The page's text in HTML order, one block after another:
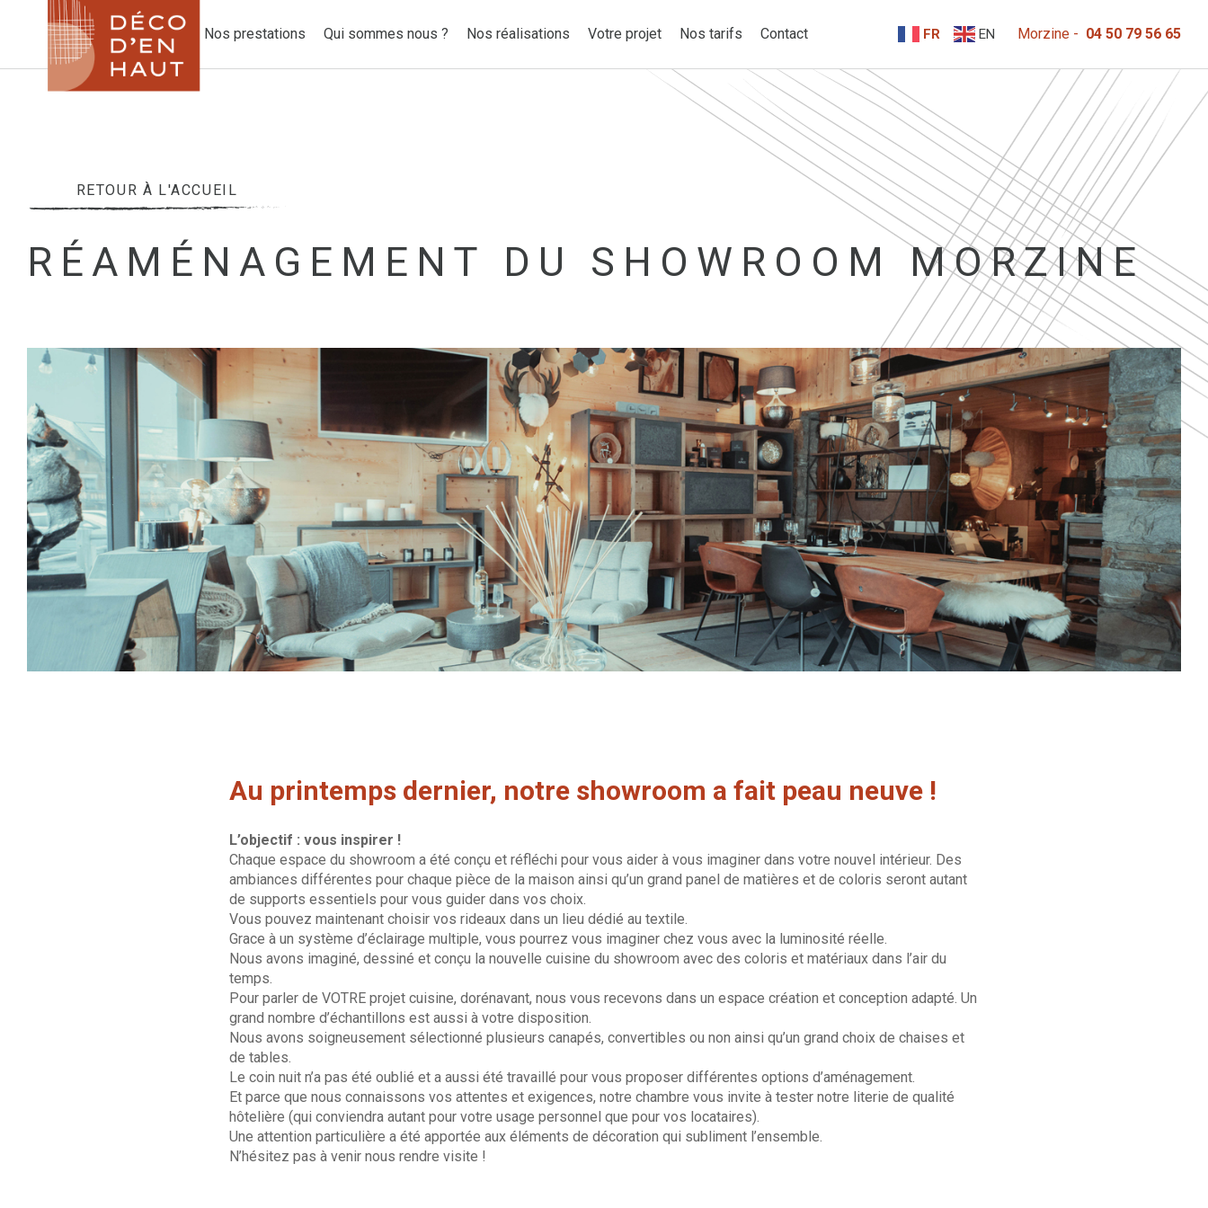
Nos prestations Qui sommes nous ? Nos réalisations Votre projet Nos tarifs Contact EN
FR Morzine - 04 50 79 56 65
RETOUR À L'ACCUEIL
RÉAMÉNAGEMENT DU SHOWROOM MORZINE
Au printemps dernier, notre showroom a fait peau neuve !
L’objectif : vous inspirer !
Chaque espace du showroom a été conçu et réfléchi pour vous aider à vous imaginer dans votre nouvel intérieur. Des
ambiances différentes pour chaque pièce de la maison ainsi qu’un grand panel de matières et de coloris seront autant
de supports essentiels pour vous guider dans vos choix.
Vous pouvez maintenant choisir vos rideaux dans un lieu dédié au textile.
Grace à un système d’éclairage multiple, vous pourrez vous imaginer chez vous avec la luminosité réelle.
Nous avons imaginé, dessiné et conçu la nouvelle cuisine du showroom avec des coloris et matériaux dans l’air du
temps.
Pour parler de VOTRE projet cuisine, dorénavant, nous vous recevons dans un espace création et conception adapté. Un
grand nombre d’échantillons est aussi à votre disposition.
Nous avons soigneusement sélectionné plusieurs canapés, convertibles ou non ainsi qu’un grand choix de chaises et
de tables.
Le coin nuit n’a pas été oublié et a aussi été travaillé pour vous proposer différentes options d’aménagement.
Et parce que nous connaissons vos attentes et exigences, notre chambre vous invite à tester notre literie de qualité
hôtelière (qui conviendra autant pour votre usage personnel que pour vos locataires).
Une attention particulière a été apportée aux éléments de décoration qui subliment l’ensemble.
N’hésitez pas à venir nous rendre visite !